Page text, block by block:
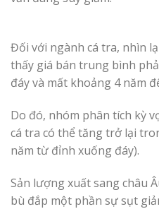
Đối với ngành cá tra, nhìn
thấy giá bán trung bình
đáy và mất khoảng 4 năm
Do đó, nhóm phân tích kỳ
cá tra có thể tăng trở lại
năm từ đỉnh xuống đáy).
Sản lượng xuất sang châu
bù đắp một phần sự sụt